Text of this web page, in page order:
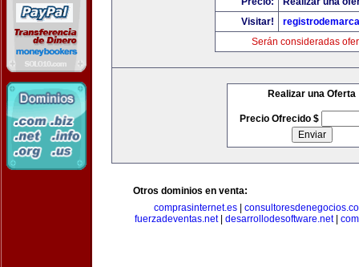
Visitar!
Serán consideradas
Realizar una Oferta
Precio Ofrecido $
Otros dominios en venta:
comprasinternet.es|
fuerzadeventas.net| desarrollodesoftware.net|